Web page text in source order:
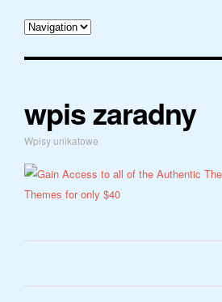
wpis zaradny
Wpisy unikatowe